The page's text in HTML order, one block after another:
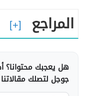
المراجع
هل يعجبك
جوجل لتصلك